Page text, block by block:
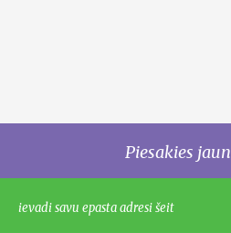
Piesakies